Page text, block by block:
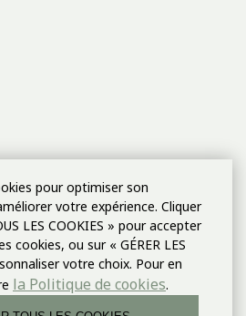
pour optimiser son
votre expérience. Cliquer
LES COOKIES » pour accepter
cookies, ou sur « GÉRER LES
votre choix. Pour en
la Politique de cookies.